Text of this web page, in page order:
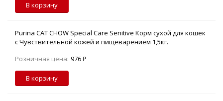
В корзину
Purina CAT CHOW Special Care Senitive Корм сухой для кошек
с Чувствительной кожей и пищеварением 1,5кг.
Розничная цена: 976 ₽
В корзину